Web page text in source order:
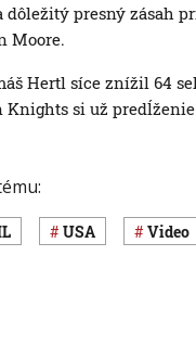
dôležitý presný zásah
Moore.
Hertl síce znížil 64
Knights si už
USA Video